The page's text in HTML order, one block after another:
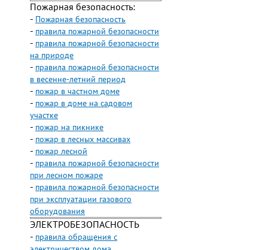
Пожарная безопасность:
- Пожарная безопасность
- правила пожарной безопасности
- правила пожарной безопасности
на природе
- правила пожарной безопасности
в весенне-летний период
- пожар в частном доме
- пожар в доме на садовом
участке
- пожар на пикнике
- пожар в лесных массивах
- пожар лесной
- правила пожарной безопасности
при лесном пожаре
- правила пожарной безопасности
при эксплуатации газового
оборудования
ЭЛЕКТРОБЕЗОПАСНОСТЬ
- правила обращения с